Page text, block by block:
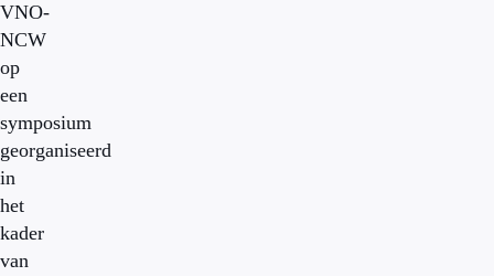
VNO-
NCW
op
een
symposium
georganiseerd
in
het
kader
van